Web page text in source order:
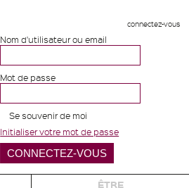
connectez-vous
Nom d'utilisateur ou email
Mot de passe
Se souvenir de moi
Initialiser votre mot de passe
ÊTRE